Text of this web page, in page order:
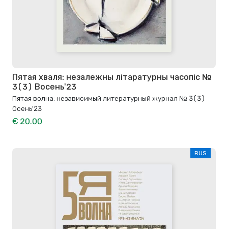
Пятая хваля: незалежны літаратурны часопіс №
3(3) Восень'23
Пятая волна: независимый литературный журнал № 3(3)
Осень'23
€ 20.00
RUS